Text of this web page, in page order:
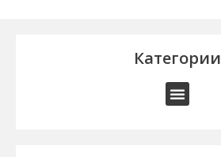
Категории